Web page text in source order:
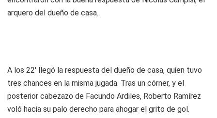
arquero del dueño de casa.
A los 22' llegó la respuesta del dueño de casa, quien tuvo
tres chances en la misma jugada. Tras un córner, y el
posterior cabezazo de Facundo Ardiles, Roberto Ramírez
voló hacia su palo derecho para ahogar el grito de gol.